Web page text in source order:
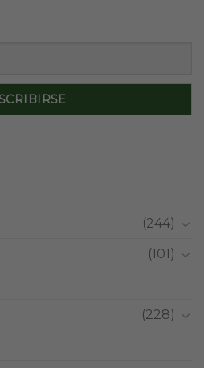
(244)
(101)
(228)